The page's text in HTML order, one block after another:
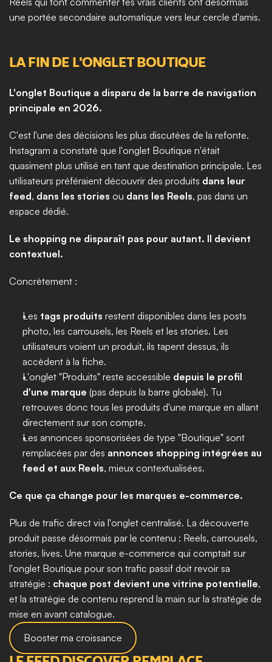
une portée secondaire automatique vers leur cercle d'amis.
LA FIN DE L'ONGLET BOUTIQUE
L'onglet Boutique a disparu de la barre de navigation
principale en 2026.
C'est l'une des décisions les plus discutées de la refonte.
Instagram a constaté que l'onglet Boutique n'était
quasiment plus utilisé en tant que destination principale. Les
utilisateurs préféraient découvrir des produits dans leur
feed, dans les stories ou dans les Reels, pas dans un
espace dédié.
Le shopping ne disparaît pas pour autant. Il devient
contextuel.
Concrètement :
Les tags produits restent disponibles dans les posts
photo, les carrousels, les Reels et les stories. Les
utilisateurs voient un produit, ils tapent dessus, ils
accèdent à la fiche.
L'onglet "Produits" reste accessible depuis le profil
d'une marque (pas depuis la barre globale). Tu
retrouves donc tous les produits d'une marque en allant
directement sur son compte.
Les annonces sponsorisées de type "Boutique" sont
remplacées par des annonces shopping intégrées au
feed et aux Reels, mieux contextualisées.
Ce que ça change pour les marques e-commerce.
Plus de trafic direct via l'onglet centralisé. La découverte
produit passe désormais par le contenu : Reels, carrousels,
stories, lives. Une marque e-commerce qui comptait sur
l'onglet Boutique pour son trafic passif doit revoir sa
stratégie : chaque post devient une vitrine potentielle,
et la stratégie de contenu reprend la main sur la stratégie de
mise en avant catalogue.
Booster ma croissance